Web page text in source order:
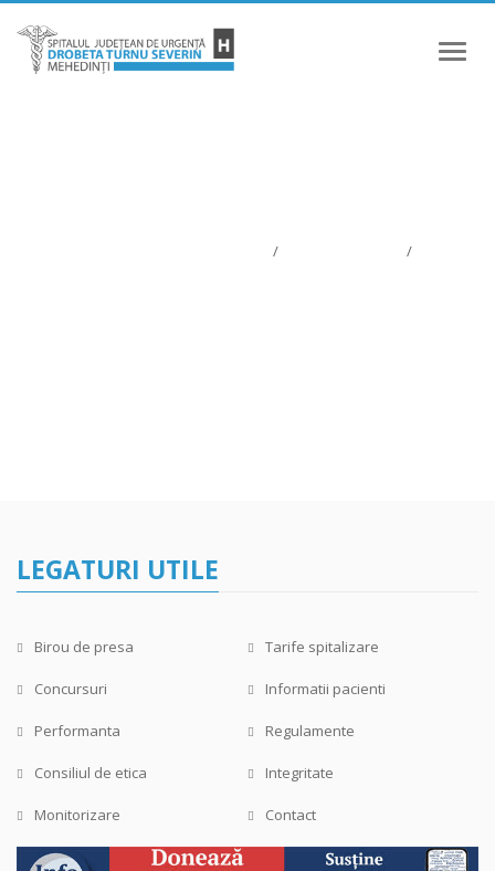
Meniu
/ /
LEGATURI UTILE
Birou de presa Tarife spitalizare
Concursuri Informatii pacienti
Performanta Regulamente
Consiliul de etica Integritate
Monitorizare Contact